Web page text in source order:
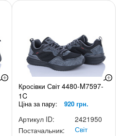
Кросівки Світ 4480-M7597-
1C
Ціна за пару: 920 грн.
Артикул ID:
2421950
Постачальник:
Світ